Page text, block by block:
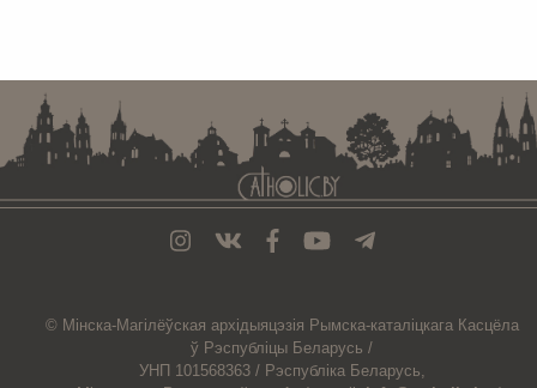
© Мiнска-Магiлёўская архiдыяцэзiя Рымска-каталіцкага Касцёла
ў Рэспубліцы Беларусь /
УНП 101568363 / Рэспубліка Беларусь,